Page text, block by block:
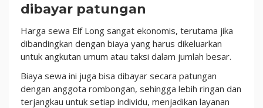
dibayar patungan
Harga sewa Elf Long sangat ekonomis, terutama jika
dibandingkan dengan biaya yang harus dikeluarkan
untuk angkutan umum atau taksi dalam jumlah besar.
Biaya sewa ini juga bisa dibayar secara patungan
dengan anggota rombongan, sehingga lebih ringan dan
terjangkau untuk setiap individu, menjadikan layanan